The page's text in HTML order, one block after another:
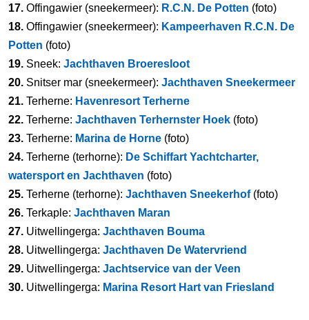
17. Offingawier (sneekermeer): R.C.N. De Potten (foto)
18. Offingawier (sneekermeer): Kampeerhaven R.C.N. De
Potten (foto)
19. Sneek: Jachthaven Broeresloot
20. Snitser mar (sneekermeer): Jachthaven Sneekermeer
21. Terherne: Havenresort Terherne
22. Terherne: Jachthaven Terhernster Hoek (foto)
23. Terherne: Marina de Horne (foto)
24. Terherne (terhorne): De Schiffart Yachtcharter,
watersport en Jachthaven (foto)
25. Terherne (terhorne): Jachthaven Sneekerhof(foto)
26. Terkaple: Jachthaven Maran
27. Uitwellingerga: Jachthaven Bouma
28. Uitwellingerga: Jachthaven De Watervriend
29. Uitwellingerga: Jachtservice van der Veen
30. Uitwellingerga: Marina Resort Hart van Friesland